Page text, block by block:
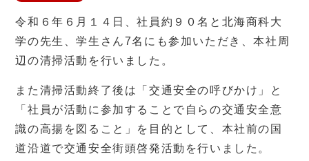
令和６年６月１４日、社員約９０名と北海商科大
学の先生、学生さん7名にも参加いただき、本社周
辺の清掃活動を行いました。
また清掃活動終了後は「交通安全の呼びかけ」と
「社員が活動に参加することで自らの交通安全意
識の高揚を図ること」を目的として、本社前の国
道沿道で交通安全街頭啓発活動を行いました。